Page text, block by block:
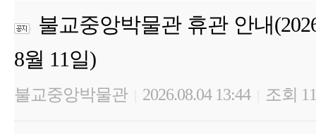
불교중앙박물관 휴관 안내
8월 11일)
불교중앙박물관 2026.08.04 13:44 조회